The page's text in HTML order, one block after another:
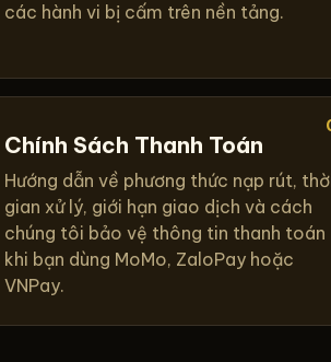
các hành vi bị cấm trên nền tảng.
Chính Sách Thanh Toán
Hướng dẫn về phương thức nạp rút,
gian xử lý, giới hạn giao dịch và cách
chúng tôi bảo vệ thông tin thanh toán
khi bạn dùng MoMo, ZaloPay hoặc
VNPay.